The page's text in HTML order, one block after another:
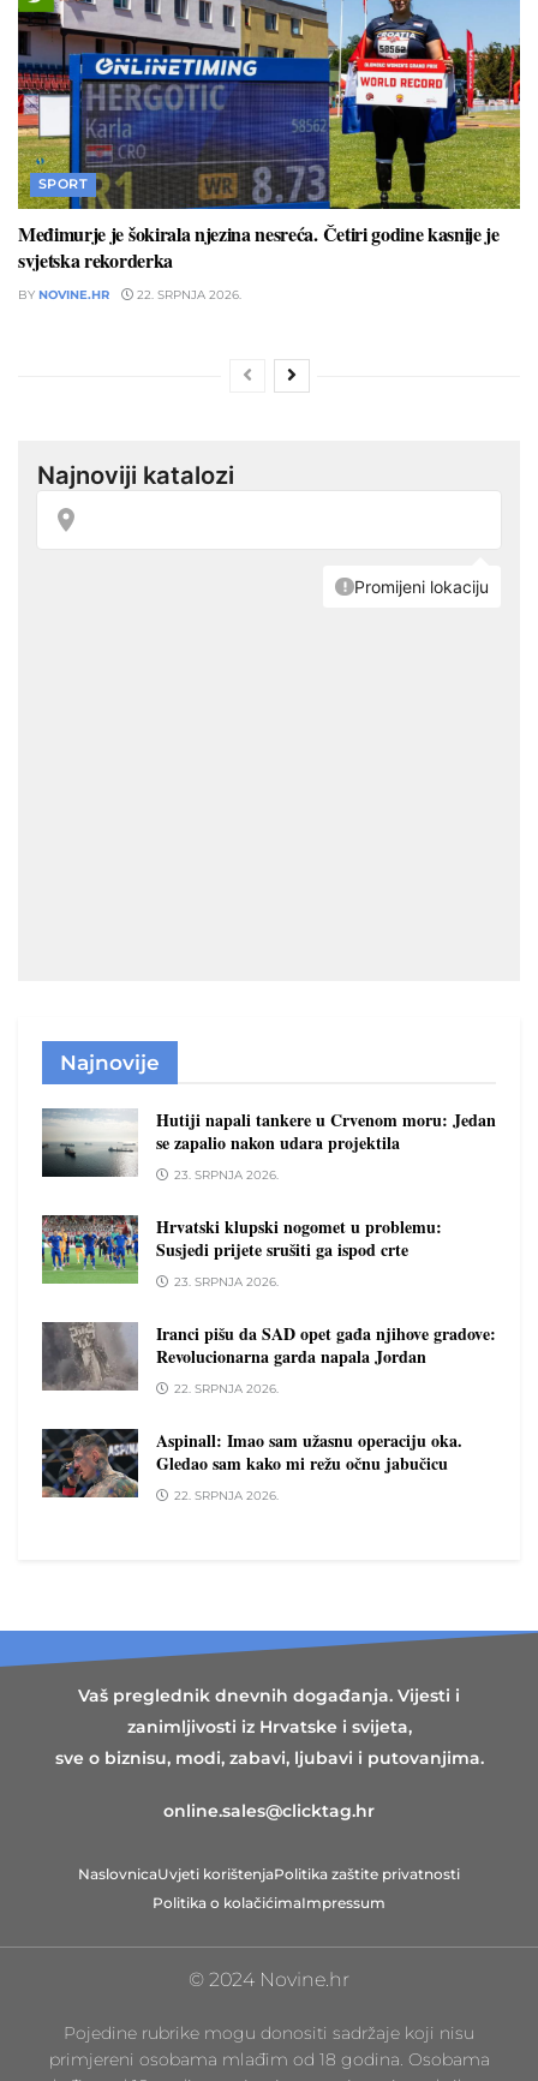
SPORT
Međimurje je šokirala njezina nesreća. Četiri godine kasnije je
svjetska rekorderka
BY NOVINE.HR 22. SRPNJA 2026.
Najnovije
Hutiji napali tankere u Crvenom moru: Jedan
se zapalio nakon udara projektila
23. SRPNJA 2026.
Hrvatski klupski nogomet u problemu:
Susjedi prijete srušiti ga ispod crte
23. SRPNJA 2026.
Iranci pišu da SAD opet gađa njihove gradove:
Revolucionarna garda napala Jordan
22. SRPNJA 2026.
Aspinall: Imao sam užasnu operaciju oka.
Gledao sam kako mi režu očnu jabučicu
22. SRPNJA 2026.
Vaš preglednik dnevnih događanja. Vijesti i
zanimljivosti iz Hrvatske i svijeta,
sve o biznisu, modi, zabavi, ljubavi i putovanjima.
online.sales@clicktag.hr
NaslovnicaUvjeti korištenjaPolitika zaštite privatnosti
Politika o kolačićimaImpressum
© 2024 Novine.hr
Pojedine rubrike mogu donositi sadržaje koji nisu
primjereni osobama mlađim od 18 godina. Osobama